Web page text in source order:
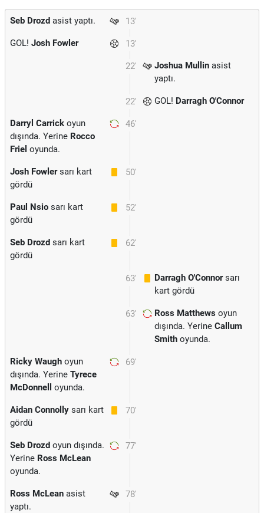
13'
Seb Drozd asist yaptı.
13'
GOL! Josh Fowler
22' Joshua Mullin asist
yaptı.
22' GOL! Darragh O'Connor
46'
Darryl Carrick oyun
dışında. Yerine Rocco
Friel oyunda.
50'
Josh Fowlersarı kart
gördü
52'
Paul Nsio sarı kart
gördü
62'
Seb Drozd sarı kart
gördü
63' Darragh O'Connorsarı
kart gördü
63' Ross Matthews oyun
dışında. Yerine Callum
Smith oyunda.
69'
Ricky Waugh oyun
dışında. Yerine Tyrece
McDonnell
oyunda.
70'
Aidan Connolly sarı kart
gördü
77'
Seb Drozd oyun dışında.
Yerine Ross McLean
oyunda.
78'
Ross McLean asist
yaptı.